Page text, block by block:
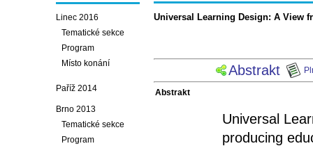
Universal Learning Design: A View
Abstrakt
Abstrakt
Universal
producing
Linec 2016
Tematické sekce
Program
Místo konání
Paříž 2014
Brno 2013
Tematické sekce
Program